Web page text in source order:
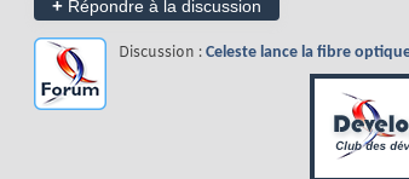
+ Répondre à la discussion
Discussion : Celeste lance la fibre